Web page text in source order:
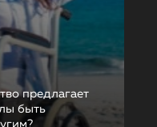
предлагает
быть